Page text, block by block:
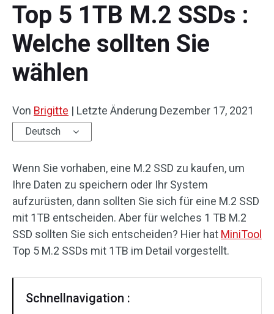
Top 5 1TB M.2 SSDs :
Welche sollten Sie
wählen
Von Brigitte | Letzte Änderung Dezember 17, 2021
Deutsch
Wenn Sie vorhaben, eine M.2 SSD zu kaufen, um
Ihre Daten zu speichern oder Ihr System
aufzurüsten, dann sollten Sie sich für eine M.2 SSD
mit 1TB entscheiden. Aber für welches 1 TB M.2
SSD sollten Sie sich entscheiden? Hier hat MiniTool
Top 5 M.2 SSDs mit 1TB im Detail vorgestellt.
Schnellnavigation :